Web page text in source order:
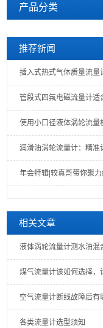
产品分类
推荐新闻
插入式热式气体质量流
管段式四氟电磁流量计适
使用小口径液体涡轮流
润滑油涡轮流量计：精
年会特辑|较真哥带你聚
相关文章
液体涡轮流量计测水油混
煤气流量计该如何选择，
空气流量计断线故障后有
各类流量计选型须知